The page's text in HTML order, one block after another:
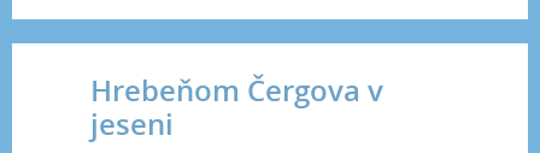
Hrebeňom Čergova v
jeseni